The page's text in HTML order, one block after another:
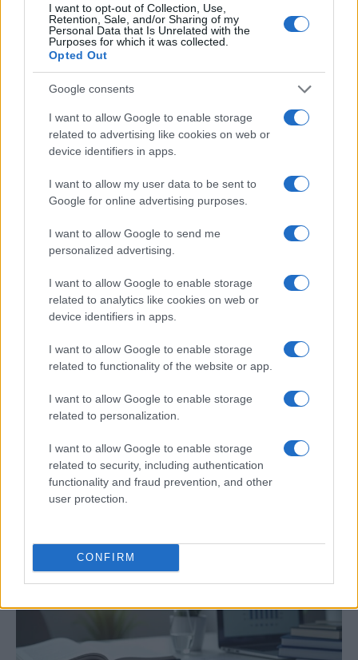
I want to opt-out of Collection, Use,
Retention, Sale, and/or Sharing of my
Personal Data that Is Unrelated with the
Purposes for which it was collected.
Opted Out
Google consents
I want to allow Google to enable storage
related to advertising like cookies on web or
device identifiers in apps.
I want to allow my user data to be sent to
Google for online advertising purposes.
I want to allow Google to send me
personalized advertising.
I want to allow Google to enable storage
related to analytics like cookies on web or
device identifiers in apps.
I want to allow Google to enable storage
related to functionality of the website or app.
I want to allow Google to enable storage
related to personalization.
I want to allow Google to enable storage
related to security, including authentication
functionality and fraud prevention, and other
user protection.
CONFIRM
competencias en carreras STEAM
Protocolos de seguridad ocular y
consejos para fotografiar eclipses solares
CIENCIA Y TECNOLOGÍA